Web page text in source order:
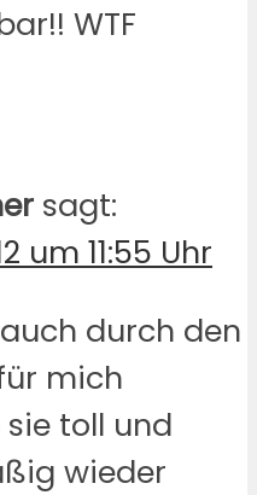
WTF
sagt:
um 11:55 Uhr
durch den
mich
toll und
wieder